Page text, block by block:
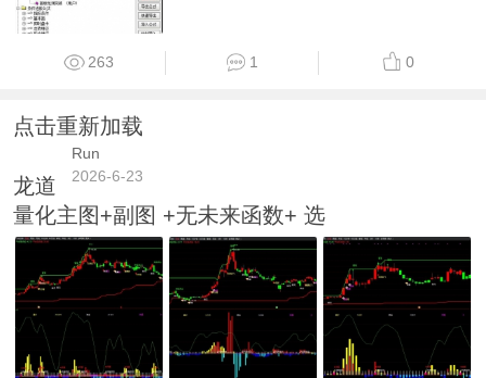
263 1 0
点击重新加载
Run
2026-6-23
龙道
量化主图+副图 +无未来函数+ 选